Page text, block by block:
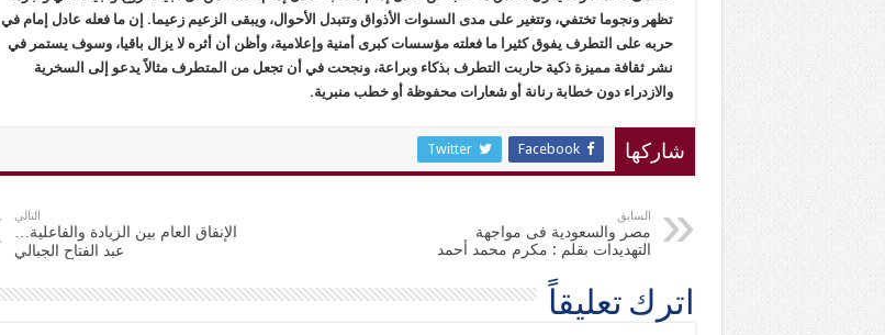
تظهر ونجوما تختفي، وتتغير على مدى السنوات الأذواق وتتبدل الأحوال، ويبقى الزعيم زعيما. إن ما فعله عادل إمام في
حربه على التطرف يفوق كثيرا ما فعلته مؤسسات كبرى أمنية وإعلامية، وأظن أن أثره لا يزال باقيا، وسوف يستمر في
نشر ثقافة مميزة ذكية حاربت التطرف بذكاء وبراعة، ونجحت في أن تجعل من المتطرف مثالاً يدعو إلى السخرية
والازدراء دون خطابة رنانة أو شعارات محفوظة أو خطب منبرية.
شاركها Facebook
Twitter
السابق
مصر والسعودية فى مواجهة
التهديدات بقلم : مكرم محمد أحمد
التالي
الإنفاق العام بين الزيادة والفاعلية…
عبد الفتاح الجبالي
اترك تعليقاً